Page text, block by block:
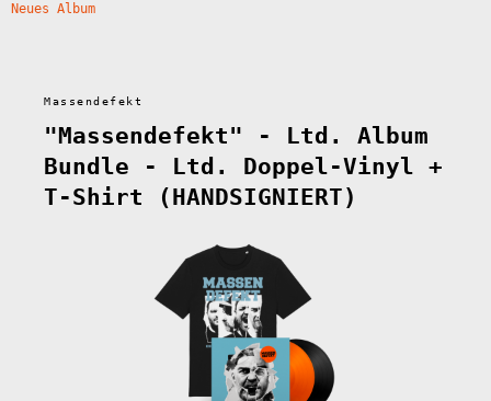
Neues Album
Massendefekt
"Massendefekt" - Ltd. Album
Bundle - Ltd. Doppel-Vinyl +
T-Shirt (HANDSIGNIERT)